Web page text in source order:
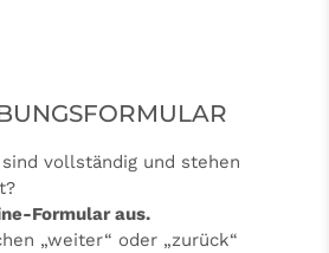
vollständig und stehen
Formular aus.
„weiter“ oder „zurück“